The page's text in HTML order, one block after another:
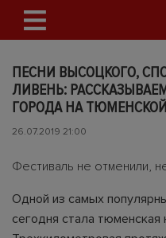
ПЕСНИ ВЫСОЦКОГО,
ЛИВЕНЬ:
ГОРОДА НА
26.07.2019 21:00
Фестиваль не отменили,
Одной из самых
сегодня стала тюменская